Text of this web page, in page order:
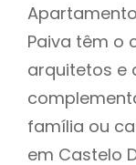
Paiva têm o
arquitetos e
família ou
em Castelo